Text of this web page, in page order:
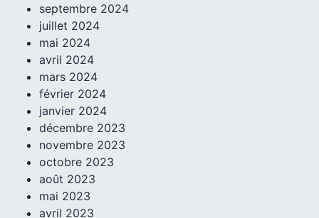
septembre 2024
juillet 2024
mai 2024
avril 2024
mars 2024
février 2024
janvier 2024
décembre 2023
novembre 2023
octobre 2023
août 2023
mai 2023
avril 2023